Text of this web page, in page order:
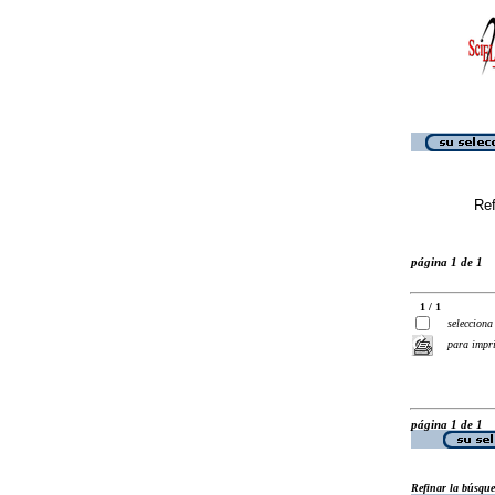
página 1 de 1
1 / 1
selecciona
para
página 1 de 1
Refinar la